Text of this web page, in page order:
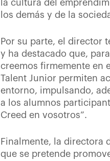
la cultura del
los demás y de la
Por su parte, el director
y ha destacado que,
creemos firmemente en
Talent Junior permiten
entorno, impulsando,
a los alumnos
Creed en vosotros”.
Finalmente, la directora
que se pretende